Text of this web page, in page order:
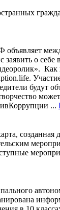
объявляет
о себе
Как и
будут
...
созданная